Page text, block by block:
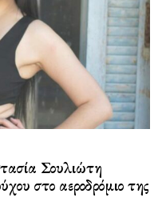
Σουλιώτη
στο αεροδρόμιο της